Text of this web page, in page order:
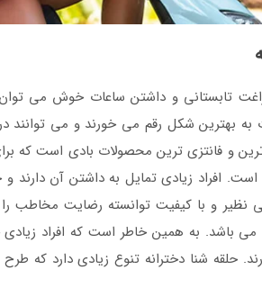
تابستانی و داشتن ساعات خوش می
به بهترین شکل رقم می خورند و می توانند
و فانتزی ترین محصولات بادی است که
افراد زیادی تمایل به داشتن آن دارند و
و با کیفیت توانسته رضایت مخاطب
باشد. به همین خاطر است که افراد زیادی
حلقه شنا دخترانه تنوع زیادی دارد که